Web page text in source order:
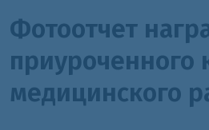
Фотоотчет
приуроченного
медицинского